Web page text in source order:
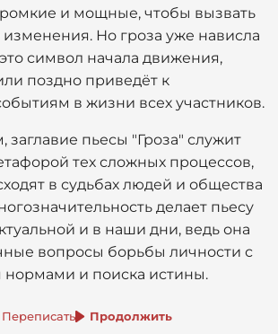
и мощные, чтобы вызвать
Но гроза уже нависла
символ начала движения,
поздно приведёт к
в жизни всех участников.
заглавие пьесы "Гроза" служит
тех сложных процессов,
в судьбах людей и общества
делает пьесу
и в наши дни, ведь она
вопросы борьбы личности с
и поиска истины.
Переписать Продолжить